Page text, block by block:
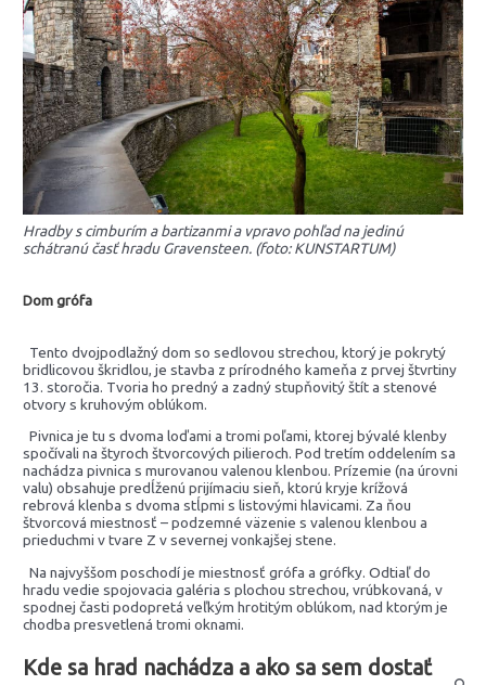
Hradby s cimburím a bartizanmi a vpravo pohľad na jedinú
schátranú časť hradu Gravensteen. (foto: KUNSTARTUM)
Dom grófa
Tento dvojpodlažný dom so sedlovou strechou, ktorý je pokrytý
bridlicovou škridlou, je stavba z prírodného kameňa z prvej štvrtiny
13. storočia. Tvoria ho predný a zadný stupňovitý štít a stenové
otvory s kruhovým oblúkom.
Pivnica je tu s dvoma loďami a tromi poľami, ktorej bývalé klenby
spočívali na štyroch štvorcových pilieroch. Pod tretím oddelením sa
nachádza pivnica s murovanou valenou klenbou. Prízemie (na úrovni
valu) obsahuje predĺženú prijímaciu sieň, ktorú kryje krížová
rebrová klenba s dvoma stĺpmi s listovými hlavicami. Za ňou
štvorcová miestnosť – podzemné väzenie s valenou klenbou a
prieduchmi v tvare Z v severnej vonkajšej stene.
Na najvyššom poschodí je miestnosť grófa a grófky. Odtiaľ do
hradu vedie spojovacia galéria s plochou strechou, vrúbkovaná, v
spodnej časti podopretá veľkým hrotitým oblúkom, nad ktorým je
chodba presvetlená tromi oknami.
Kde sa hrad nachádza a ako sa sem dostať